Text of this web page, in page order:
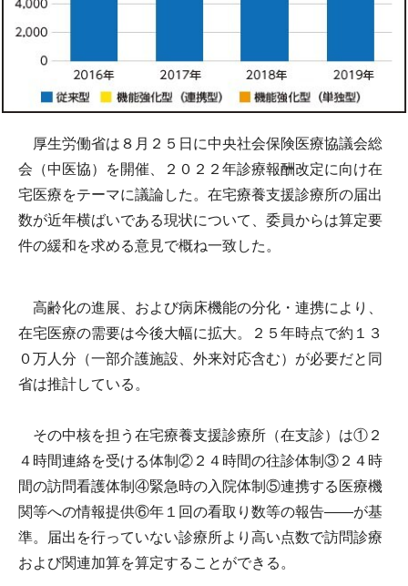
厚生労働省は８月２５日に中央社会保険医療協議会総
会（中医協）を開催、２０２２年診療報酬改定に向け在
宅医療をテーマに議論した。在宅療養支援診療所の届出
数が近年横ばいである現状について、委員からは算定要
件の緩和を求める意見で概ね一致した。
高齢化の進展、および病床機能の分化・連携により、
在宅医療の需要は今後大幅に拡大。２５年時点で約１３
０万人分（一部介護施設、外来対応含む）が必要だと同
省は推計している。
その中核を担う在宅療養支援診療所（在支診）は①２
４時間連絡を受ける体制②２４時間の往診体制③２４時
間の訪問看護体制④緊急時の入院体制⑤連携する医療機
関等への情報提供⑥年１回の看取り数等の報告――が基
準。届出を行っていない診療所より高い点数で訪問診療
および関連加算を算定することができる。